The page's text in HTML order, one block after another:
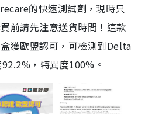
的快速測試劑，現時只
前請先注意送貨時間！這款
獲歐盟認可，可檢測到Delta
，特異度100%。